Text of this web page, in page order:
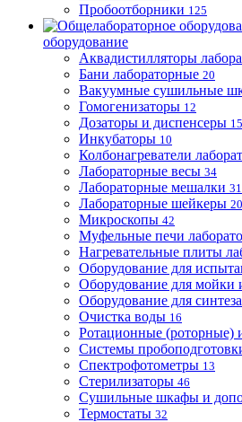
Пробоотборники 125
оборудование
Аквадистилляторы
Бани лабораторные 20
Вакуумные сушильные
Гомогенизаторы 12
Дозаторы и диспенсеры 15
Инкубаторы 10
Колбонагреватели
Лабораторные весы 34
Лабораторные мешалки 31
Лабораторные шейкеры 20
Микроскопы 42
Муфельные печи
Нагревательные плиты
Оборудование для
Оборудование для мойки
Оборудование для синтеза
Очистка воды 16
Ротационные (роторные)
Системы
Спектрофотометры 13
Стерилизаторы 46
Сушильные шкафы и
Термостаты 32